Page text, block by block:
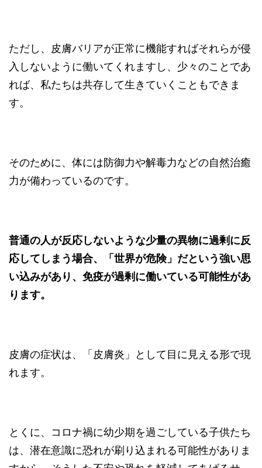
ただし、皮膚バリアが正常に機能すればそれらが侵
入しないように働いてくれますし、少々のことであ
れば、私たちは共存して生きていくこともできま
す。
そのために、体には防御力や解毒力などの自然治癒
力が備わっているのです。
普通の人が反応しないような少量の異物に過剰に反
応してしまう場合、「世界が危険」だという強い思
い込みがあり、免疫が過剰に働いている可能性があ
ります。
皮膚の症状は、「皮膚炎」として目に見える形で現
れます。
とくに、コロナ禍に幼少期を過ごしている子供たち
は、潜在意識に恐れが刷り込まれる可能性がありま